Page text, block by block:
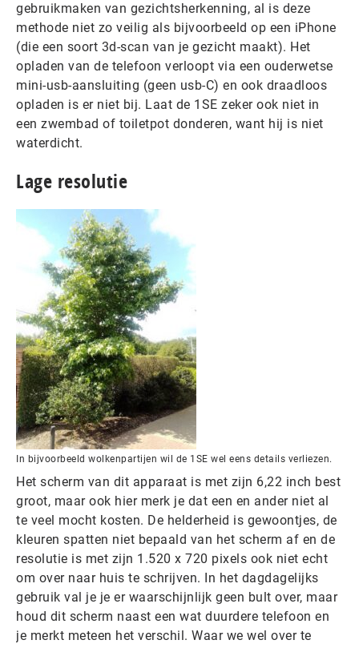
gebruikmaken van gezichtsherkenning, al is deze
methode niet zo veilig als bijvoorbeeld op een iPhone
(die een soort 3d-scan van je gezicht maakt). Het
opladen van de telefoon verloopt via een ouderwetse
mini-usb-aansluiting (geen usb-C) en ook draadloos
opladen is er niet bij. Laat de 1SE zeker ook niet in
een zwembad of toiletpot donderen, want hij is niet
waterdicht.
Lage resolutie
In bijvoorbeeld wolkenpartijen wil de 1SE wel eens details verliezen.
Het scherm van dit apparaat is met zijn 6,22 inch best
groot, maar ook hier merk je dat een en ander niet al
te veel mocht kosten. De helderheid is gewoontjes, de
kleuren spatten niet bepaald van het scherm af en de
resolutie is met zijn 1.520 x 720 pixels ook niet echt
om over naar huis te schrijven. In het dagdagelijks
gebruik val je je er waarschijnlijk geen bult over, maar
houd dit scherm naast een wat duurdere telefoon en
je merkt meteen het verschil. Waar we wel over te